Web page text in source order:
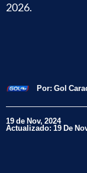
2026.
Por: Gol
19 de Nov, 2024
Actualizado: 19 De